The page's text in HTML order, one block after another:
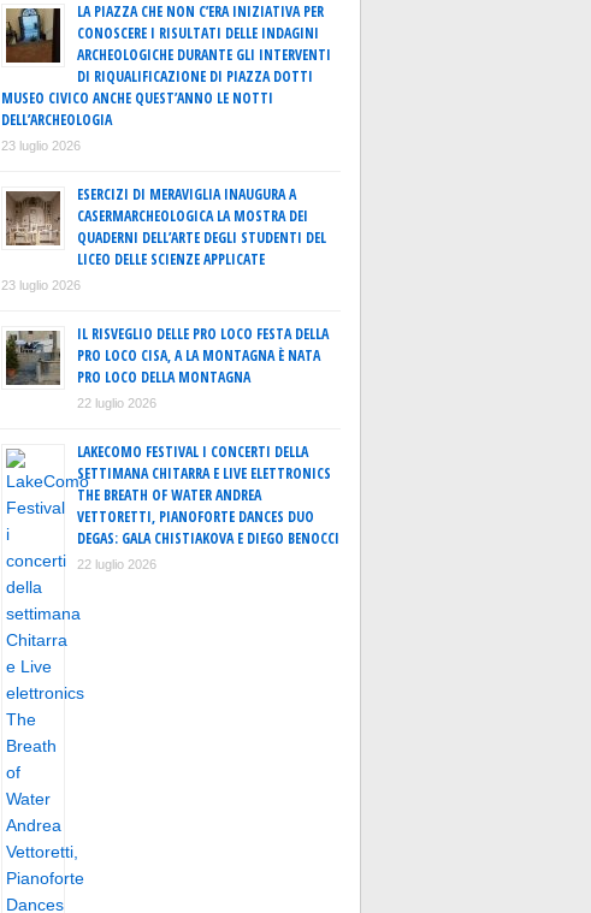
LA PIAZZA CHE NON C’ERA INIZIATIVA PER
CONOSCERE I RISULTATI DELLE INDAGINI
ARCHEOLOGICHE DURANTE GLI INTERVENTI
DI RIQUALIFICAZIONE DI PIAZZA DOTTI
MUSEO CIVICO ANCHE QUEST’ANNO LE NOTTI
DELL’ARCHEOLOGIA
23 luglio 2026
ESERCIZI DI MERAVIGLIA INAUGURA A
CASERMARCHEOLOGICA LA MOSTRA DEI
QUADERNI DELL’ARTE DEGLI STUDENTI DEL
LICEO DELLE SCIENZE APPLICATE
23 luglio 2026
IL RISVEGLIO DELLE PRO LOCO FESTA DELLA
PRO LOCO CISA, A LA MONTAGNA È NATA
PRO LOCO DELLA MONTAGNA
22 luglio 2026
LAKECOMO FESTIVAL I CONCERTI DELLA
SETTIMANA CHITARRA E LIVE ELETTRONICS
THE BREATH OF WATER ANDREA
VETTORETTI, PIANOFORTE DANCES DUO
DEGAS: GALA CHISTIAKOVA E DIEGO BENOCCI
22 luglio 2026